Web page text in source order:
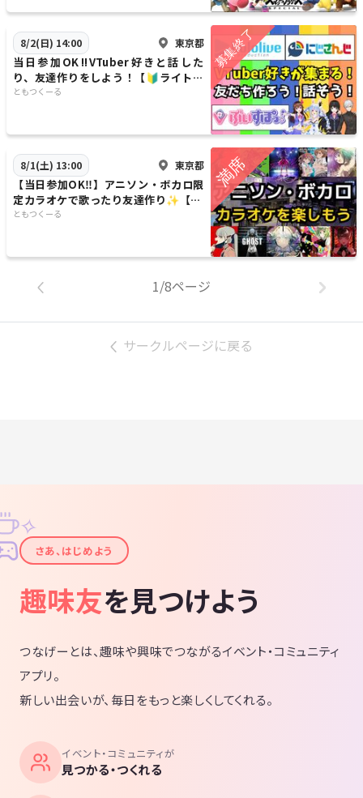
8/2(日) 14:00 東京都
当日参加OK‼️VTuber好きと話した
り、友達作りをしよう！【🔰ライト向
け】【20代30代】
ともつくーる
8/1(土) 13:00 東京都
【当日参加OK‼️】アニソン・ボカロ限
定カラオケで歌ったり友達作り✨【20
代30代】【新規大歓迎🎤】
ともつくーる
1/8ページ
サークルページに戻る
✦
✧
さあ、はじめよう
趣味友を見つけよう
つなげーとは、趣味や興味でつながるイベント・コミュニティ
アプリ。
新しい出会いが、毎日をもっと楽しくしてくれる。
イベント・コミュニティが
見つかる・つくれる